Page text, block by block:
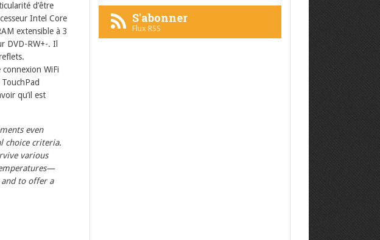
d’être
Intel Core
extensible à 3
DVD-RW+-. Il
WiFi
qu’il est
even
choice criteria.
various
to offer a
S'abonner
Flux RSS